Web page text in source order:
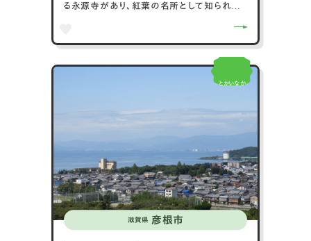
る永源寺があり、紅葉の名所として知られて
も豊かで、八日市大凧会館や太郎坊宮、愛知
川の清流などがあり、アウトドア活動が盛ん
植物園や、地域の伝統工芸を体験できる施設
も多くあります。さらに、毎年11月に開催され
る「五個荘ふるさとまつり」では、地域の伝統
や文化を体験することができます。交通の便
も良く、近江鉄道本線や名神高速道
滋賀県 彦根市
とかいなか